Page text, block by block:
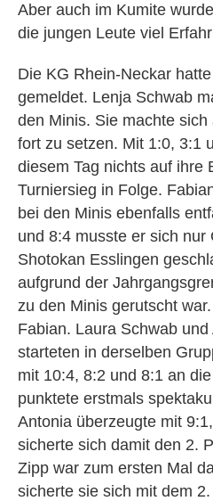
Aber auch im Kumite
die jungen Leute viel
Die KG Rhein-Neckar
gemeldet. Lenja Schwab
den Minis. Sie machte
fort zu setzen. Mit 1:0, 3:1
diesem Tag nichts auf ihre
Turniersieg in Folge.
bei den Minis ebenfalls
und 8:4 musste er sich nur
Shotokan Esslingen
aufgrund der
zu den Minis gerutscht
Fabian. Laura Schwab
starteten in derselben
mit 10:4, 8:2 und 8:1 an
punktete erstmals
Antonia überzeugte mit
sicherte sich damit den 2.
Zipp war zum ersten Mal
sicherte sie sich mit dem